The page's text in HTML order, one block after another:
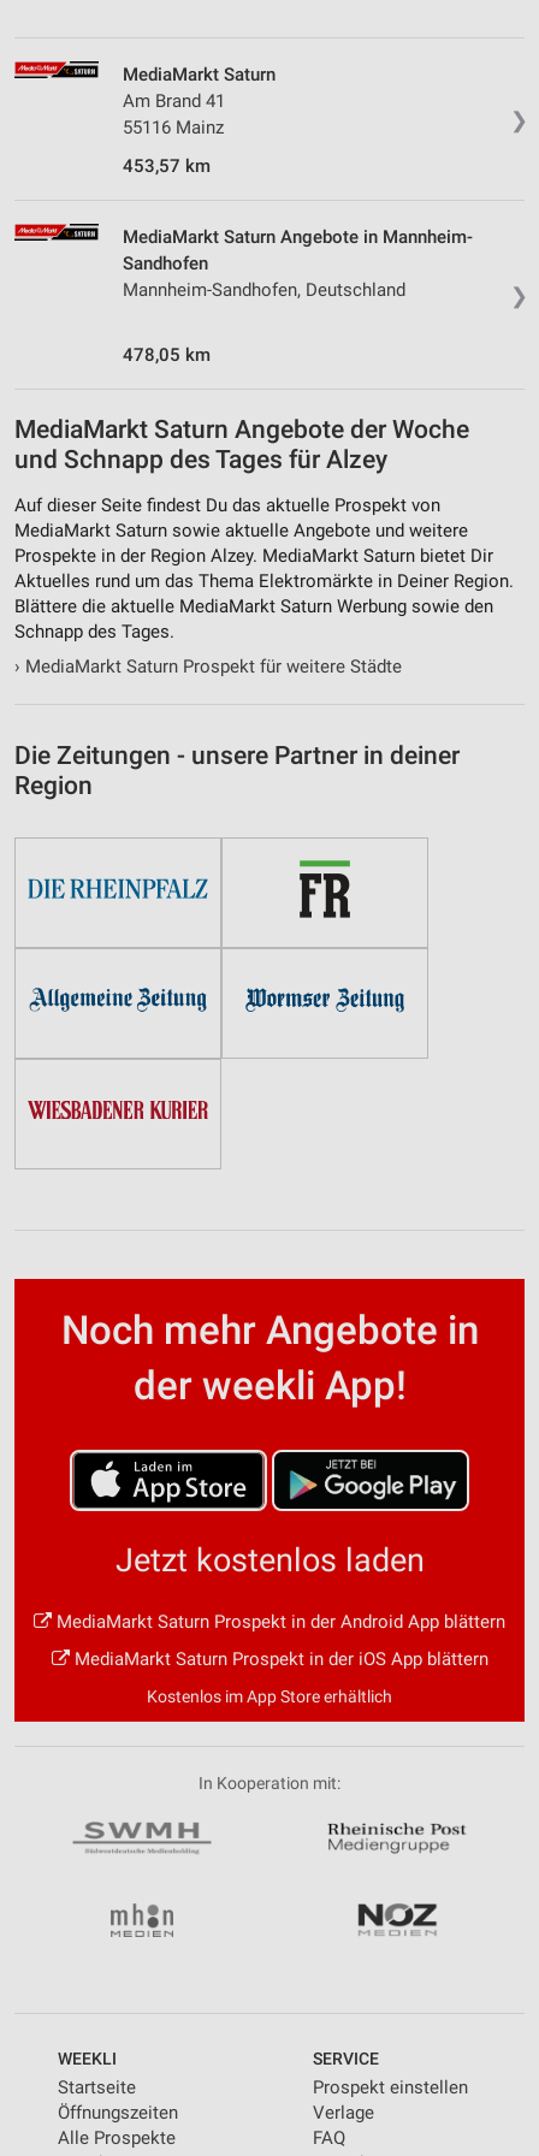
❯
MediaMarkt Saturn
Am Brand 41
55116 Mainz
453,57 km
❯
MediaMarkt Saturn Angebote in Mannheim-
Sandhofen
Mannheim-Sandhofen, Deutschland
478,05 km
MediaMarkt Saturn Angebote der Woche
und Schnapp des Tages für Alzey
Auf dieser Seite findest Du das aktuelle Prospekt von
MediaMarkt Saturn sowie aktuelle Angebote und weitere
Prospekte in der Region Alzey. MediaMarkt Saturn bietet Dir
Aktuelles rund um das Thema Elektromärkte in Deiner Region.
Blättere die aktuelle MediaMarkt Saturn Werbung sowie den
Schnapp des Tages.
› MediaMarkt Saturn Prospekt für weitere Städte
Die Zeitungen - unsere Partner in deiner
Region
Noch mehr Angebote in
der weekli App!
Jetzt kostenlos laden
MediaMarkt Saturn Prospekt in der Android App blättern
MediaMarkt Saturn Prospekt in der iOS App blättern
Kostenlos im App Store erhältlich
In Kooperation mit:
WEEKLI
Startseite
Öffnungszeiten
Alle Prospekte
SERVICE
Prospekt einstellen
Verlage
FAQ
Messung der Werbeleistung
Messung der Performance von Inhalten
Analyse von Zielgruppen durch Statistiken oder
Entwicklung und Verbesserung der Angebote
Geräte anhand von aktiv angeforderten
Nicht-IAB-Verarbeitungszwecke:
Notwendig
Performance
Funktional